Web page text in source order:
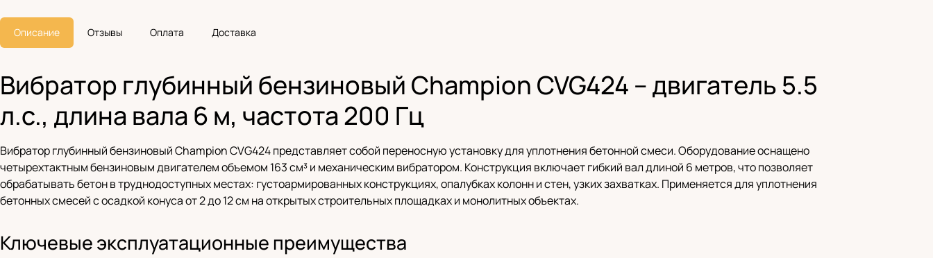
Описание Отзывы Оплата Доставка
Вибратор глубинный бензиновый Champion CVG424 – двигатель 5.5
л.с., длина вала 6 м, частота 200 Гц
Вибратор глубинный бензиновый Champion CVG424 представляет собой переносную установку для уплотнения бетонной смеси. Оборудование оснащено
четырехтактным бензиновым двигателем объемом 163 см³ и механическим вибратором. Конструкция включает гибкий вал длиной 6 метров, что позволяет
обрабатывать бетон в труднодоступных местах: густоармированных конструкциях, опалубках колонн и стен, узких захватках. Применяется для уплотнения
бетонных смесей с осадкой конуса от 2 до 12 см на открытых строительных площадках и монолитных объектах.
Ключевые эксплуатационные преимущества